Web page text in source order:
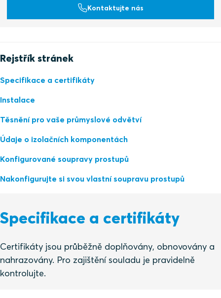
Kontaktujte nás
Rejstřík stránek
Specifikace a certifikáty
Instalace
Těsnění pro vaše průmyslové odvětví
Údaje o izolačních komponentách
Konfigurované soupravy prostupů
Nakonfigurujte si svou vlastní soupravu prostupů
Specifikace a certifikáty
Certifikáty jsou průběžně doplňovány, obnovovány a
nahrazovány. Pro zajištění souladu je pravidelně
kontrolujte.